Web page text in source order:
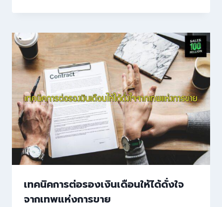
เทคนิคการต่อรองเงินเดือนให้ได้ดั่งใจ
จากเทพแห่งการขาย